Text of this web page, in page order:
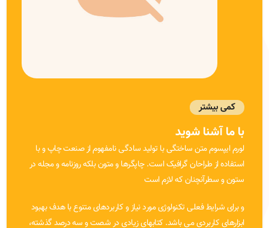
با ما آشنا شوید
کمی بیشتر
لورم ایپسوم متن ساختگی با تولید سادگی نامفهوم از صنعت چاپ و با
استفاده از طراحان گرافیک است. چاپگرها و متون بلکه روزنامه و مجله در
ستون و سطرآنچنان که لازم است
و برای شرایط فعلی تکنولوژی مورد نیاز و کاربردهای متنوع با هدف بهبود
ابزارهای کاربردی می باشد. کتابهای زیادی در شصت و سه درصد گذشته،